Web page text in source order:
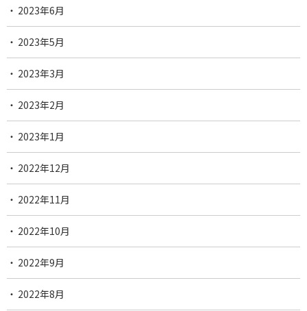
2023年6月
2023年5月
2023年3月
2023年2月
2023年1月
2022年12月
2022年11月
2022年10月
2022年9月
2022年8月